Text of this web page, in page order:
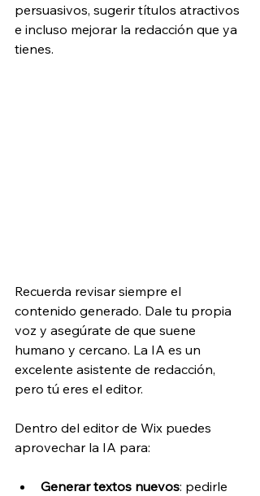
persuasivos, sugerir títulos atractivos
e incluso mejorar la redacción que ya
tienes.
Recuerda revisar siempre el
contenido generado. Dale tu propia
voz y asegúrate de que suene
humano y cercano. La IA es un
excelente asistente de redacción,
pero tú eres el editor.
Dentro del editor de Wix puedes
aprovechar la IA para:
Generar textos nuevos: pedirle